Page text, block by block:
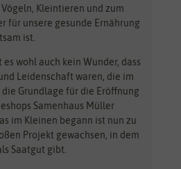
Vögeln, Kleintieren und zum
für unsere gesunde Ernährung
ist.
es wohl auch kein Wunder, dass
Leidenschaft waren, die im
die Grundlage für die Eröffnung
Samenhaus Müller
im Kleinen begann ist nun zu
Projekt gewachsen, in dem
Saatgut gibt.